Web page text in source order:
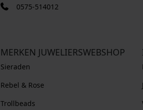
0575-514012
MERKEN JUWELIERSWEBSHOP
Sieraden
Rebel & Rose
Trollbeads